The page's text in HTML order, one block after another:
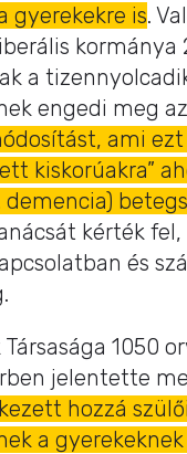
gyerekekre is.
a
engedi meg
ami
kiskorúakra”
kérték
és
1050
jelentette
hozzá
a